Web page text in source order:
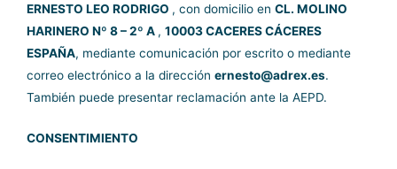
ERNESTO LEO RODRIGO , con domicilio en CL. MOLINO
HARINERO Nº 8 – 2º A , 10003 CACERES CÁCERES
ESPAÑA, mediante comunicación por escrito o mediante
correo electrónico a la dirección ernesto@adrex.es.
También puede presentar reclamación ante la AEPD.
CONSENTIMIENTO